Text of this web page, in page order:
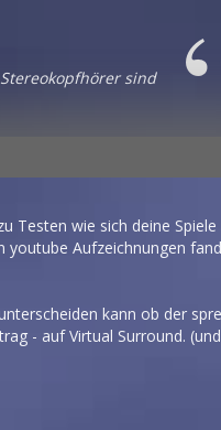
sind
Testen wie sich deine
youtube Aufzeichnungen
kann ob der
- auf Virtual Surround.